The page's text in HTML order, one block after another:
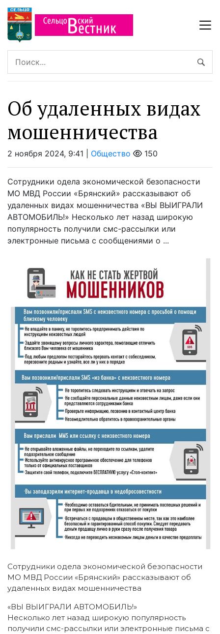
Об удаленных видах
мошенничества
2 ноября 2024, 9:41 | Общество 150
Сотрудники одела экономической безопасности
МО МВД России «Брянский» рассказывают об
удаленных видах мошенничества «ВЫ ВЫИГРАЛИ
АВТОМОБИЛЬ!» Несколько лет назад широкую
популярность получили смс-рассылки или
электронные письма с сообщениями о ...
Сотрудники одела экономической безопасности
МО МВД России «Брянский» рассказывают об
удаленных видах мошенничества
«ВЫ ВЫИГРАЛИ АВТОМОБИЛЬ!»
Несколько лет назад широкую популярность
получили смс-рассылки или электронные письма с